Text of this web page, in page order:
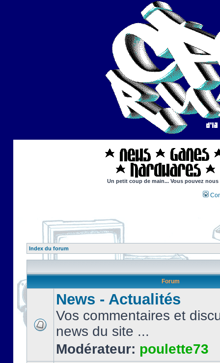
Un petit coup de main... Vous pouvez
Index du forum
Forum
News - Actualités
Vos commentaires et
news du site ...
Modérateur: poulette73